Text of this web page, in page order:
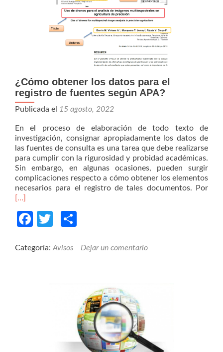
ciencias
¿Cómo obtener los datos para el
registro de fuentes según APA?
Publicada el 15 agosto, 2022
En el proceso de elaboración de todo texto de
investigación, consignar apropiadamente los datos de
las fuentes de consulta es una tarea que debe realizarse
para cumplir con la rigurosidad y probidad académicas.
Sin embargo, en algunas ocasiones, pueden surgir
complicaciones respecto a cómo obtener los elementos
necesarios para el registro de tales documentos. Por
[…]
Facebook
Twitter
Categoría: Avisos Dejar un comentario